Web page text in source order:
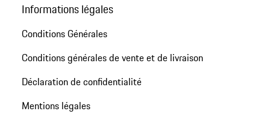
Informations légales
Conditions Générales
Conditions générales de vente et de livraison
Déclaration de confidentialité
Mentions légales